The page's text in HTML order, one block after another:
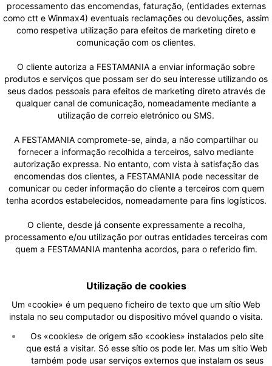
processamento das encomendas, faturação, (entidades externas
como ctt e Winmax4) eventuais reclamações ou devoluções, assim
como respetiva utilização para efeitos de marketing direto e
comunicação com os clientes.
O cliente autoriza a FESTAMANIA a enviar informação sobre
produtos e serviços que possam ser do seu interesse utilizando os
seus dados pessoais para efeitos de marketing direto através de
qualquer canal de comunicação, nomeadamente mediante a
utilização de correio eletrónico ou SMS.
A FESTAMANIA compromete-se, ainda, a não compartilhar ou
fornecer a informação recolhida a terceiros, salvo mediante
autorização expressa. No entanto, com vista à satisfação das
encomendas dos clientes, a FESTAMANIA pode necessitar de
comunicar ou ceder informação do cliente a terceiros com quem
tenha acordos estabelecidos, nomeadamente para fins logísticos.
O cliente, desde já consente expressamente a recolha,
processamento e/ou utilização por outras entidades terceiras com
quem a FESTAMANIA mantenha acordos, para o referido fim.
Utilização de cookies
Um «cookie» é um pequeno ficheiro de texto que um sítio Web
instala no seu computador ou dispositivo móvel quando o visita.
Os «cookies» de origem são «cookies» instalados pelo site
que está a visitar. Só esse sítio os pode ler. Mas um sítio Web
também pode usar serviços externos que instalam os seus